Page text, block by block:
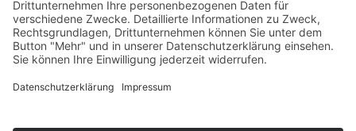
Telefon: +49 (0) 7071 965 23 -10
Telefax: +49 (0) 7071 965 23 -49
Mail: info@ackel.de
Web: www.ackel.de